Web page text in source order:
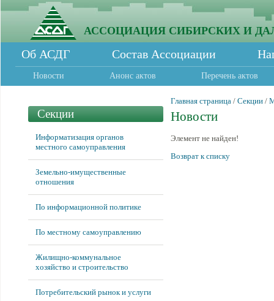
АССОЦИАЦИЯ СИБИРСКИХ И
Об АСДГ Состав Ассоциации
Новости Анонс актов Перечень актов
Секции
Информатизация органов
местного самоуправления
Земельно-имущественные
отношения
По информационной политике
По местному самоуправлению
Жилищно-коммунальное
хозяйство и строительство
Потребительский рынок и услуги
Главная страница / Секции /
Новости
Элемент не найден!
Возврат к списку